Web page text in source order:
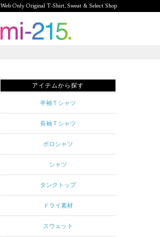
Web Only Original T-Shirt, Sweat & Select Shop
mi-215.
Original T-
Sweat &
Shop mi-
215. Tシャ
ツを中心と
したカジュ
アルスタイ
アイテムから探す
半袖Ｔシャツ
長袖Ｔシャツ
ポロシャツ
シャツ
タンクトップ
ドライ素材
スウェット